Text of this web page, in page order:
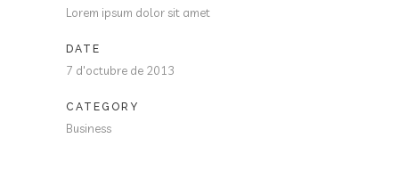
Lorem ipsum dolor sit amet
DATE
7 d'octubre de 2013
CATEGORY
Business